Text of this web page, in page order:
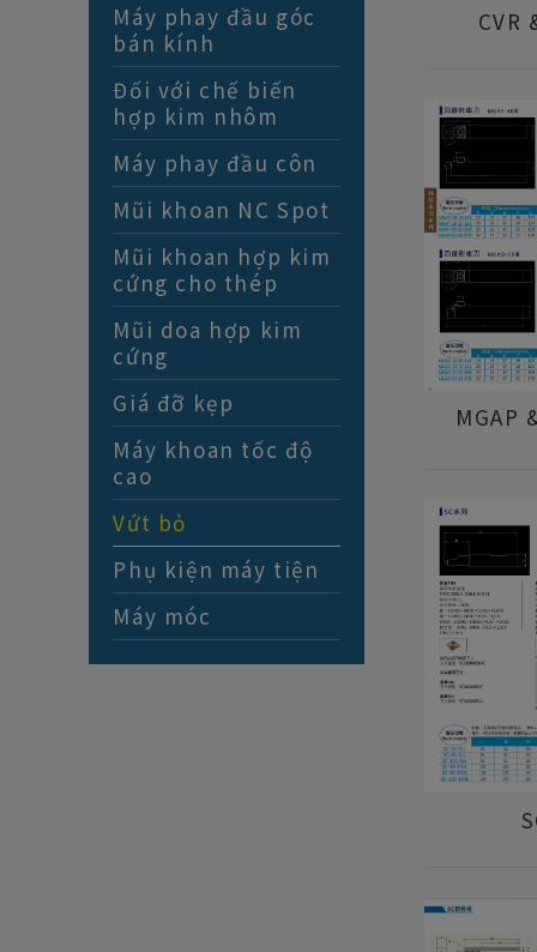
Máy phay đầu góc
bán kính
Đối với chế biến
hợp kim nhôm
Máy phay đầu côn
Mũi khoan NC Spot
Mũi khoan hợp kim
cứng cho thép
Mũi doa hợp kim
cứng
Giá đỡ kẹp
Máy khoan tốc độ
cao
Vứt bỏ
Phụ kiện máy tiện
Máy móc
CVR
MGAP